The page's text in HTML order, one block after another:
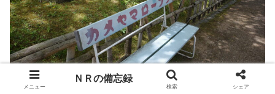
メニュー
ＮＲの備忘録
検索 シェア